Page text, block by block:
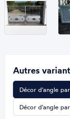
Autres
Décor d'angle
Décor d'angle